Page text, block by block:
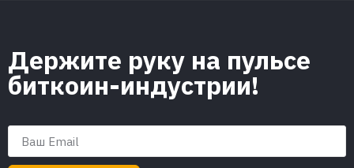
Держите руку на пульсе
биткоин-индустрии!